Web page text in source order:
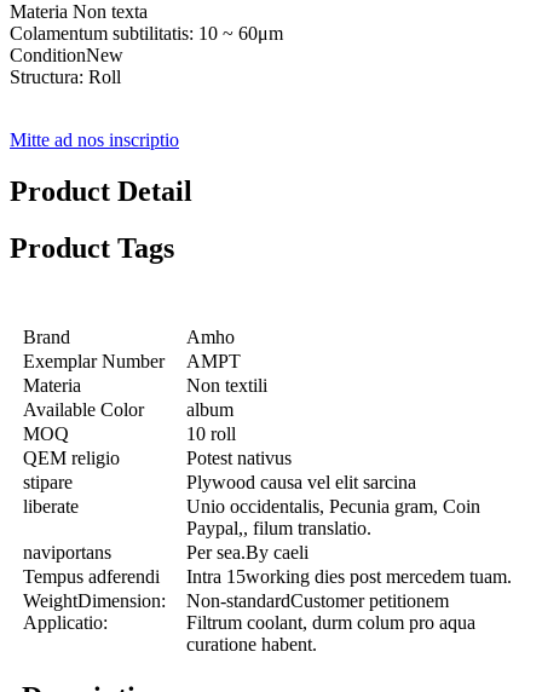
Materia Non texta
Colamentum subtilitatis: 10 ~ 60μm
ConditionNew
Structura: Roll
Mitte ad nos inscriptio
Product Detail
Product Tags
Brand
Amho
Exemplar Number
AMPT
Materia
Non textili
Available Color
album
MOQ
10 roll
QEM religio
Potest nativus
stipare
Plywood causa vel elit sarcina
liberate
Unio occidentalis, Pecunia gram, Coin
Paypal,, filum translatio.
naviportans
Per sea.By caeli
Tempus adferendi
Intra 15working dies post mercedem tuam.
WeightDimension:
Applicatio:
Non-standardCustomer petitionem
Filtrum coolant, durm colum pro aqua
curatione habent.